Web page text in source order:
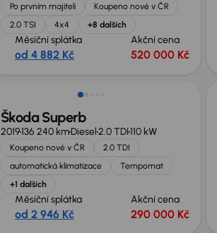
Po prvním majiteli
Koupeno nové v ČR
2.0 TSI
4x4 +8 dalších
Měsíční splátka
od 4 882 Kč
Akční cena
520 000 Kč
Nově v nabídce
Škoda Superb
2019136 240 kmDiesel2.0 TDI110 kW
Koupeno nové v ČR
2.0 TDI
automatická klimatizace
Tempomat
+1 dalších
Měsíční splátka
od 2 946 Kč
Akční cena
290 000 Kč
Zlevněno o 30 000 Kč